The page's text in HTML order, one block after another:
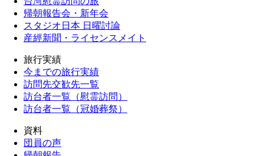
帰朝報告会・新年会
スタジオ日本 日曜討論
産經新聞・ライセンスメイト
旅行実績
今までの旅行実績
訪問先交歓先一覧
訪台者一覧（慰霊訪問）
訪台者一覧（冠婚葬祭）
資料
団員の声